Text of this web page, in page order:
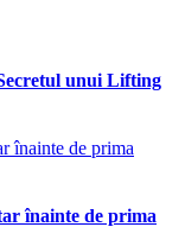
unui Lifting
înainte de prima